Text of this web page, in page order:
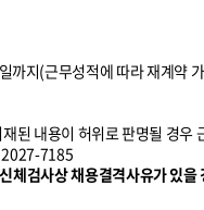
까지(근무성적에 따라 재계약
된 내용이 허위로 판명될 경우
2027-7185
체검사상 채용결격사유가 있